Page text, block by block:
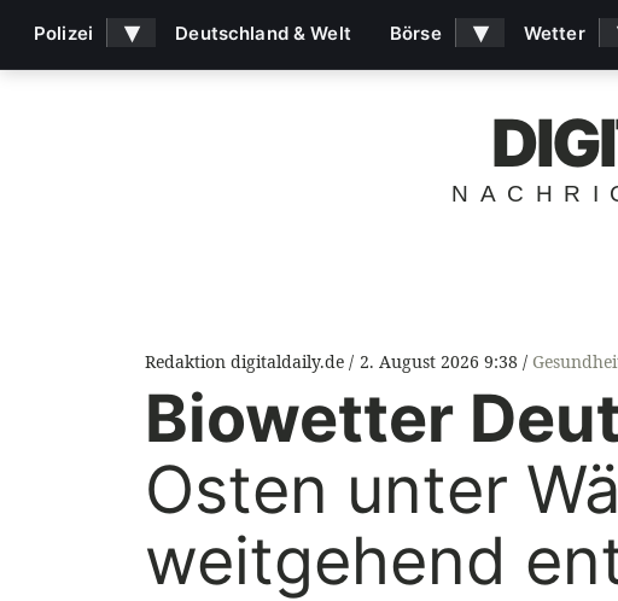
Redaktion digitaldaily.de 2. August 2026 9:38
Biowetter
Osten unter
weitgehend
Polizei ▾ Deutschland & Welt Börse ▾ Wetter